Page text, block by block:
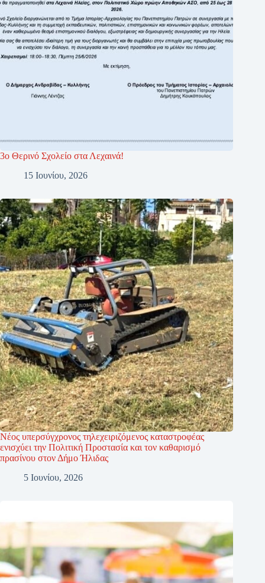
3ο Θερινό Σχολείο στα Λεχαινά!
15 Ιουνίου, 2026
Νέος υπερσύγχρονος τηλεχειριζόμενος καταστροφέας
ενισχύει την Πολιτική Προστασία και τον καθαρισμό
πρασίνου στον Δήμο Ήλιδας
5 Ιουνίου, 2026